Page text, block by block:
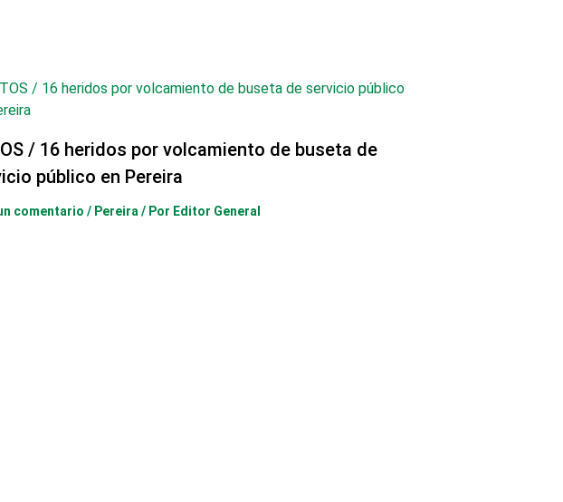
/ 16 heridos por volcamiento de buseta de
público en Pereira
comentario / Pereira / Por Editor General